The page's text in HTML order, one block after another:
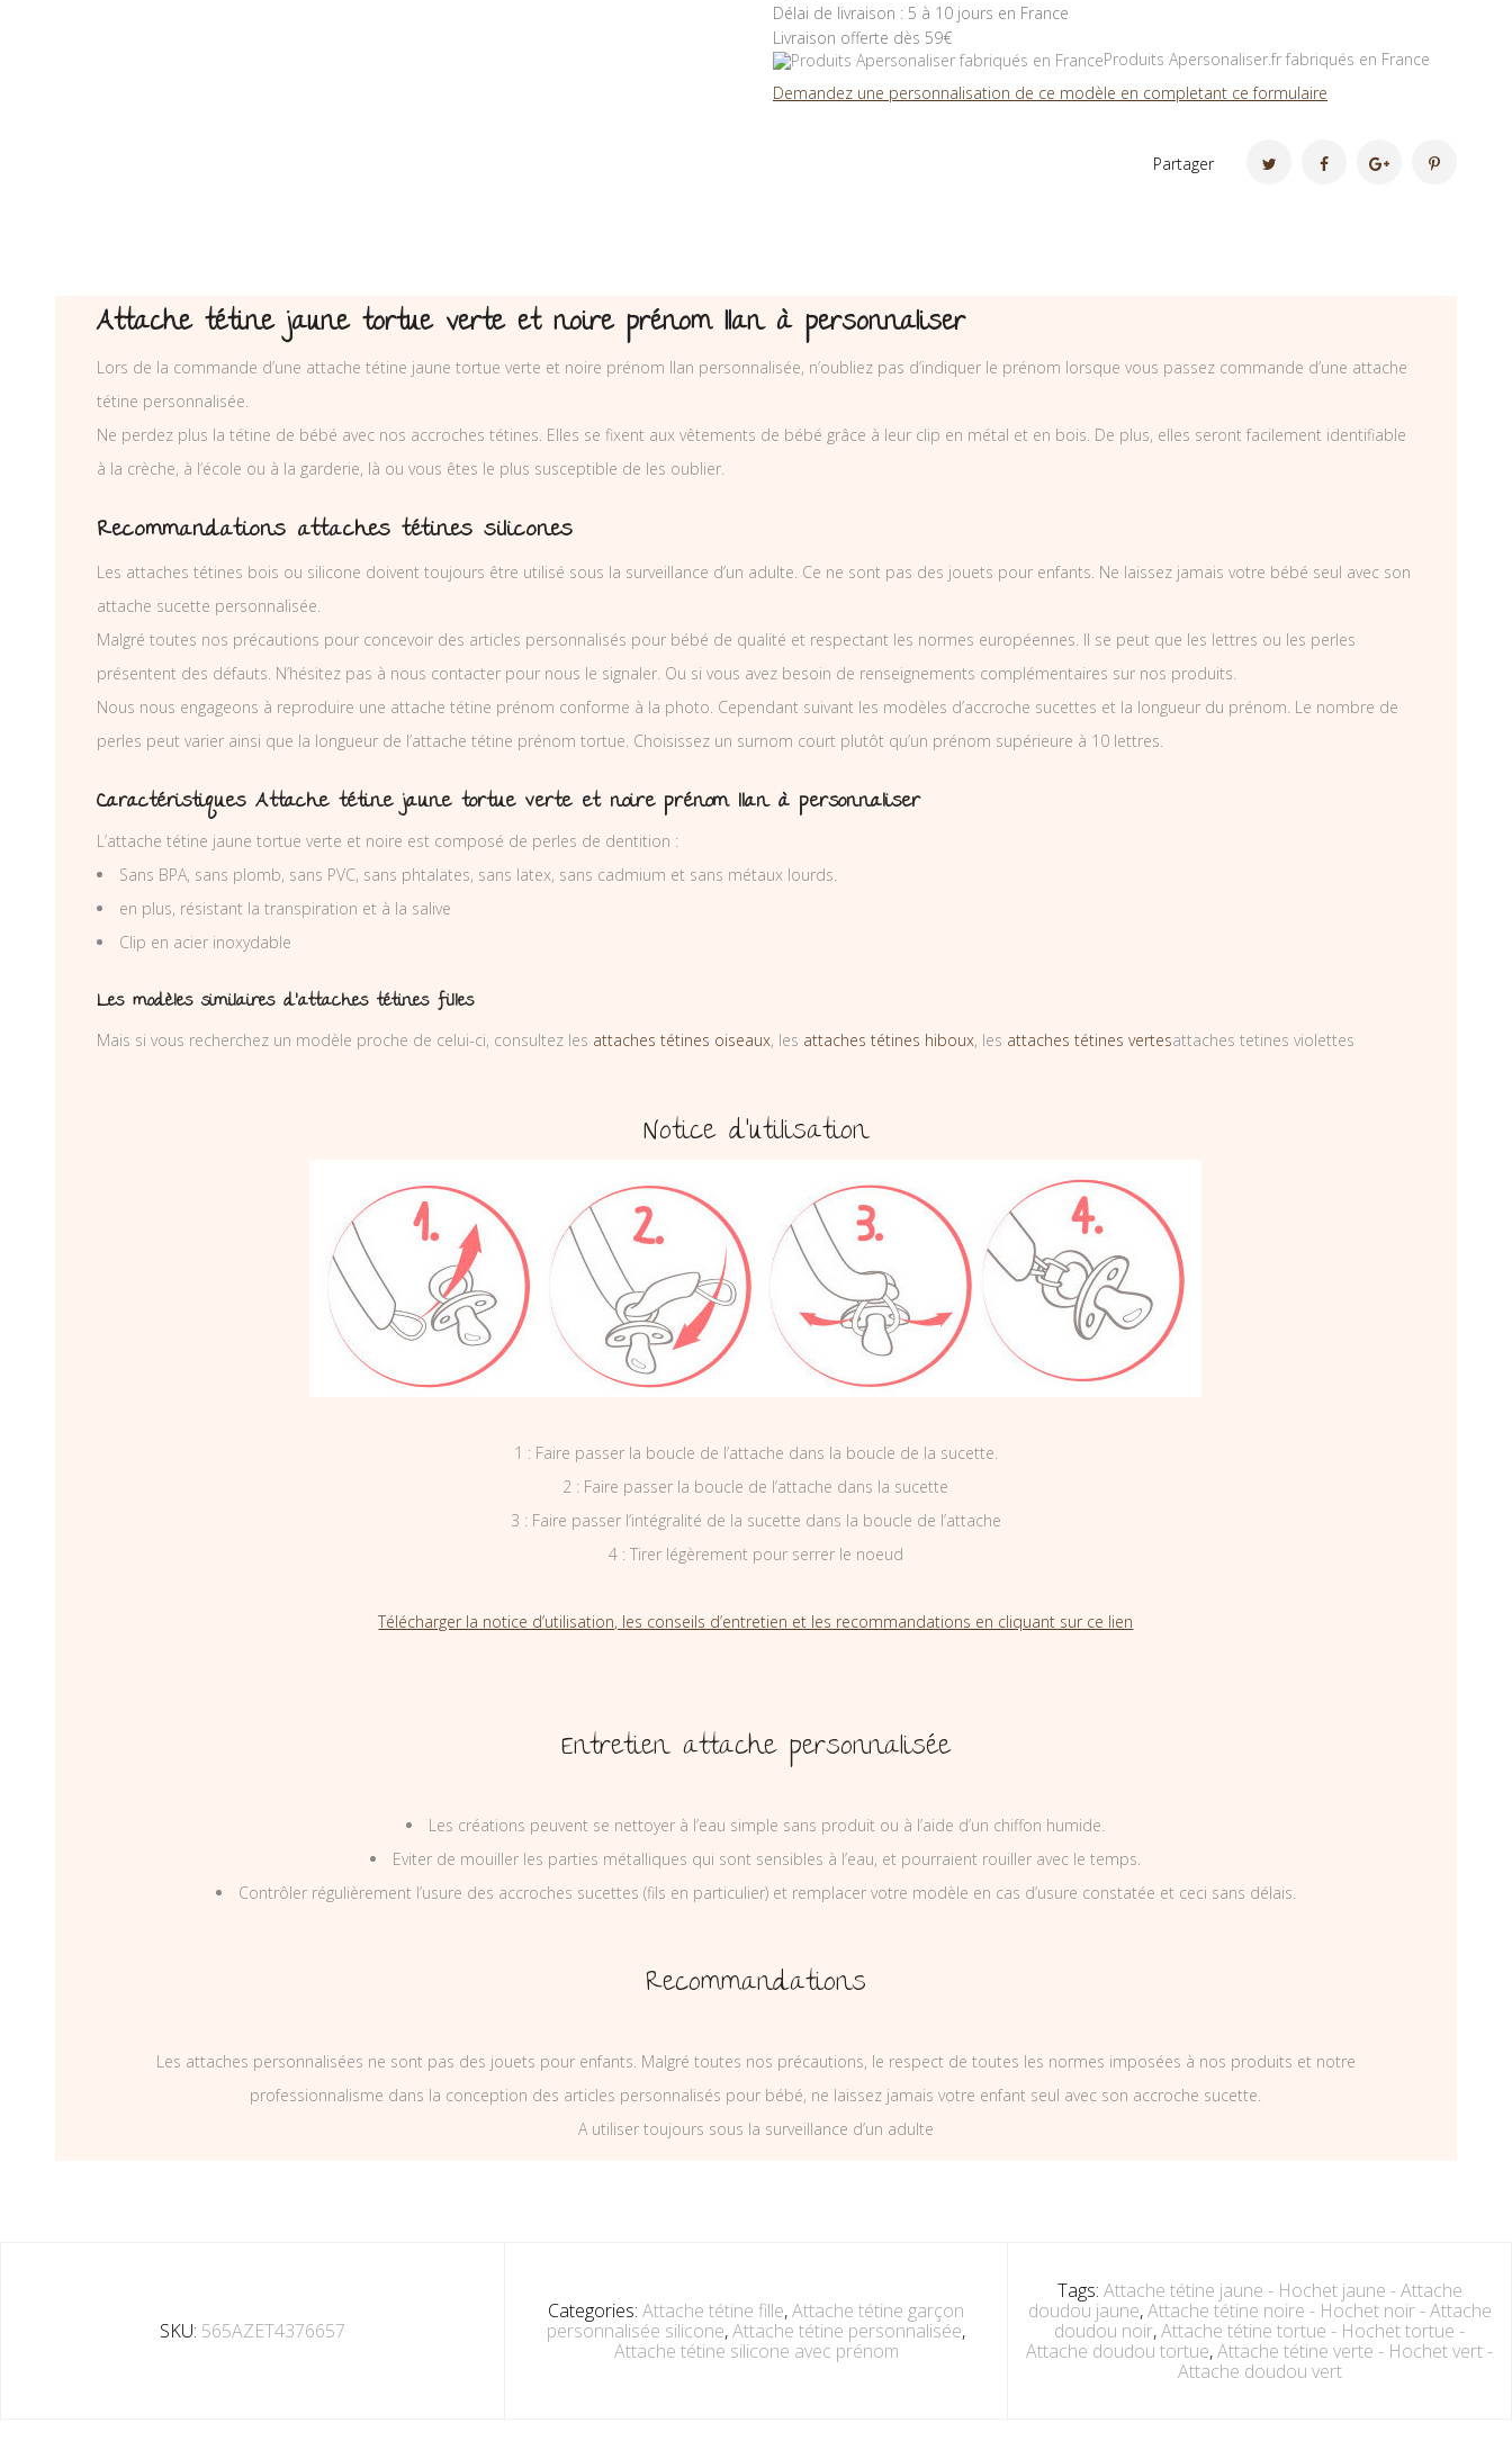
Délai de livraison : 5 à 10 jours en France
Livraison offerte dès 59€
Produits Apersonaliser.fr fabriqués en France
Demandez une personnalisation de ce modèle en completant ce formulaire
Partager
Attache tétine jaune tortue verte et noire prénom Ilan à personnaliser
Lors de la commande d’une attache tétine jaune tortue verte et noire prénom Ilan personnalisée, n’oubliez pas d’indiquer le prénom lorsque vous passez commande d’une attache
tétine personnalisée.
Ne perdez plus la tétine de bébé avec nos accroches tétines. Elles se fixent aux vêtements de bébé grâce à leur clip en métal et en bois. De plus, elles seront facilement identifiable
à la crèche, à l’école ou à la garderie, là ou vous êtes le plus susceptible de les oublier.
Recommandations attaches tétines silicones
Les attaches tétines bois ou silicone doivent toujours être utilisé sous la surveillance d’un adulte. Ce ne sont pas des jouets pour enfants. Ne laissez jamais votre bébé seul avec son
attache sucette personnalisée.
Malgré toutes nos précautions pour concevoir des articles personnalisés pour bébé de qualité et respectant les normes européennes. Il se peut que les lettres ou les perles
présentent des défauts. N’hésitez pas à nous contacter pour nous le signaler. Ou si vous avez besoin de renseignements complémentaires sur nos produits.
Nous nous engageons à reproduire une attache tétine prénom conforme à la photo. Cependant suivant les modèles d’accroche sucettes et la longueur du prénom. Le nombre de
perles peut varier ainsi que la longueur de l’attache tétine prénom tortue. Choisissez un surnom court plutôt qu’un prénom supérieure à 10 lettres.
Caractéristiques Attache tétine jaune tortue verte et noire prénom Ilan à personnaliser
L’attache tétine jaune tortue verte et noire est composé de perles de dentition :
Sans BPA, sans plomb, sans PVC, sans phtalates, sans latex, sans cadmium et sans métaux lourds.
en plus, résistant la transpiration et à la salive
Clip en acier inoxydable
Les modèles similaires d’attaches tétines filles
Mais si vous recherchez un modèle proche de celui-ci, consultez les attaches tétines oiseaux, les attaches tétines hiboux, les attaches tétines vertesattaches tetines violettes
Notice d’utilisation
1 : Faire passer la boucle de l’attache dans la boucle de la sucette.
2 : Faire passer la boucle de l’attache dans la sucette
3 : Faire passer l’intégralité de la sucette dans la boucle de l’attache
4 : Tirer légèrement pour serrer le noeud
Télécharger la notice d’utilisation, les conseils d’entretien et les recommandations en cliquant sur ce lien
Entretien attache personnalisée
Les créations peuvent se nettoyer à l’eau simple sans produit ou à l’aide d’un chiffon humide.
Eviter de mouiller les parties métalliques qui sont sensibles à l’eau, et pourraient rouiller avec le temps.
Contrôler régulièrement l’usure des accroches sucettes (fils en particulier) et remplacer votre modèle en cas d’usure constatée et ceci sans délais.
Recommandations
Les attaches personnalisées ne sont pas des jouets pour enfants. Malgré toutes nos précautions, le respect de toutes les normes imposées à nos produits et notre
professionnalisme dans la conception des articles personnalisés pour bébé, ne laissez jamais votre enfant seul avec son accroche sucette.
A utiliser toujours sous la surveillance d’un adulte
SKU: 565AZET4376657
Categories: Attache tétine fille,Attache tétine garçon
personnalisée silicone,Attache tétine personnalisée,
Attache tétine silicone avec prénom
Tags: Attache tétine jaune - Hochet jaune - Attache
doudou jaune,Attache tétine noire - Hochet noir - Attache
doudou noir,Attache tétine tortue - Hochet tortue -
Attache doudou tortue,Attache tétine verte - Hochet vert -
Attache doudou vert